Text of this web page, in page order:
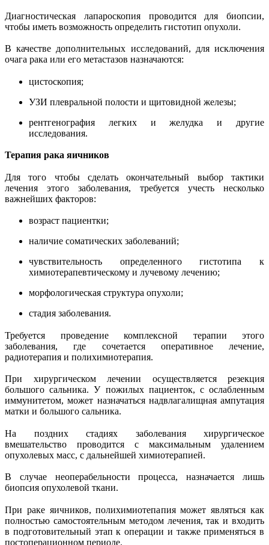
Диагностическая лапароскопия проводится для биопсии,
чтобы иметь возможность определить гистотип опухоли.
В качестве дополнительных исследований, для исключения
очага рака или его метастазов назначаются:
цистоскопия;
УЗИ плевральной полости и щитовидной железы;
рентгенография легких и желудка и другие
исследования.
Терапия рака яичников
Для того чтобы сделать окончательный выбор тактики
лечения этого заболевания, требуется учесть несколько
важнейших факторов:
возраст пациентки;
наличие соматических заболеваний;
чувствительность определенного гистотипа к
химиотерапевтическому и лучевому лечению;
морфологическая структура опухоли;
стадия заболевания.
Требуется проведение комплексной терапии этого
заболевания, где сочетается оперативное лечение,
радиотерапия и полихимиотерапия.
При хирургическом лечении осуществляется резекция
большого сальника. У пожилых пациенток, с ослабленным
иммунитетом, может назначаться надвлагалищная ампутация
матки и большого сальника.
На поздних стадиях заболевания хирургическое
вмешательство проводится с максимальным удалением
опухолевых масс, с дальнейшей химиотерапией.
В случае неоперабельности процесса, назначается лишь
биопсия опухолевой ткани.
При раке яичников, полихимиотепапия может являться как
полностью самостоятельным методом лечения, так и входить
в подготовительный этап к операции и также применяться в
постоперационном периоде.